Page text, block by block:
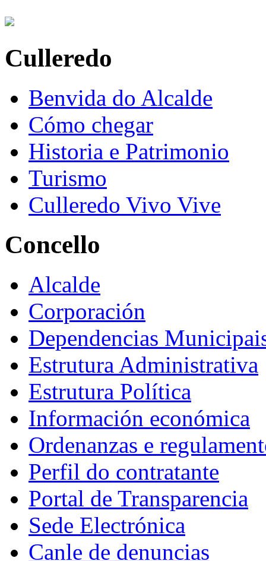
Culleredo
Benvida do Alcalde
Cómo chegar
Historia e Patrimonio
Turismo
Culleredo Vivo Vive
Concello
Alcalde
Corporación
Dependencias
Estrutura Administrativa
Estrutura Política
Información económica
Ordenanzas e
Perfil do contratante
Portal de Transparencia
Sede Electrónica
Canle de denuncias